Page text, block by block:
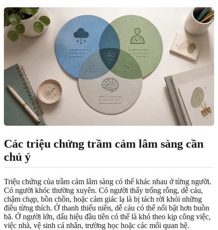
Các triệu chứng trầm cảm lâm sàng cần
chú ý
Triệu chứng của trầm cảm lâm sàng có thể khác nhau ở từng người.
Có người khóc thường xuyên. Có người thấy trống rỗng, dễ cáu,
chậm chạp, bồn chồn, hoặc cảm giác lạ là bị tách rời khỏi những
điều từng thích. Ở thanh thiếu niên, dễ cáu có thể nổi bật hơn buồn
bã. Ở người lớn, dấu hiệu đầu tiên có thể là khó theo kịp công việc,
việc nhà, vệ sinh cá nhân, trường học hoặc các mối quan hệ.